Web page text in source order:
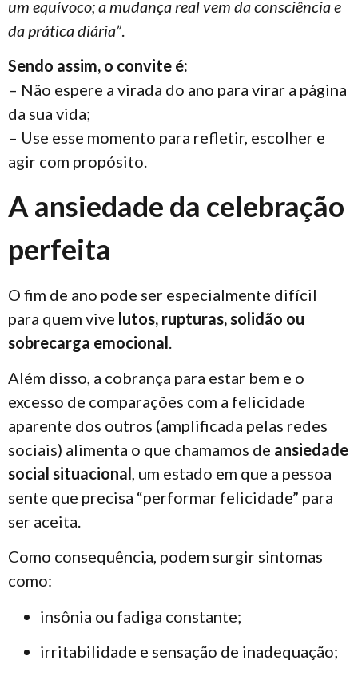
um equívoco; a mudança real vem da consciência e
da prática diária”
Sendo assim, o convite é:
– Não espere a virada do ano para virar a página
da sua vida;
– Use esse momento para refletir, escolher e
agir com propósito.
A ansiedade da celebração
perfeita
O fim de ano pode ser especialmente difícil
para quem vive lutos, rupturas, solidão ou
sobrecarga emocional
Além disso, a cobrança para estar bem e o
excesso de comparações com a felicidade
aparente dos outros (amplificada pelas redes
sociais) alimenta o que chamamos de ansiedade
social situacional, um estado em que a pessoa
sente que precisa “performar felicidade” para
ser aceita.
Como consequência, podem surgir sintomas
como:
insônia ou fadiga constante;
irritabilidade e sensação de inadequação;